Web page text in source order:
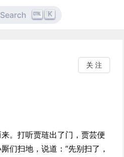
Search K
关 注
。打听贾琏出了门，贾芸便
们扫地，说道：“先别扫了，